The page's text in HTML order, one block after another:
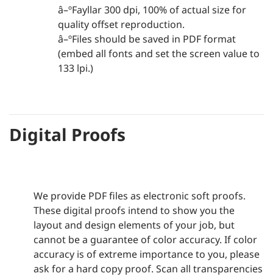
â–ºFayllar 300 dpi, 100% of actual size for
quality offset reproduction.
â–ºFiles should be saved in PDF format
(embed all fonts and set the screen value to
133 lpi.)
Digital Proofs
We provide PDF files as electronic soft proofs.
These digital proofs intend to show you the
layout and design elements of your job, but
cannot be a guarantee of color accuracy. If color
accuracy is of extreme importance to you, please
ask for a hard copy proof. Scan all transparencies